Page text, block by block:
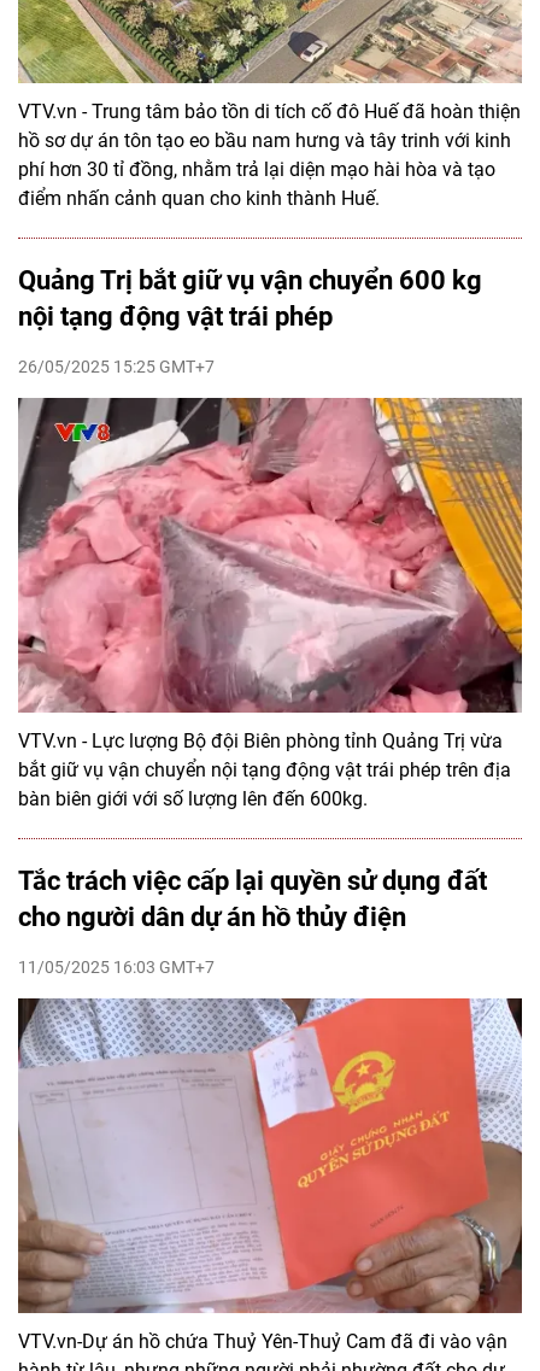
VTV.vn - Trung tâm bảo tồn di tích cố đô Huế đã hoàn thiện
hồ sơ dự án tôn tạo eo bầu nam hưng và tây trinh với kinh
phí hơn 30 tỉ đồng, nhằm trả lại diện mạo hài hòa và tạo
điểm nhấn cảnh quan cho kinh thành Huế.
Quảng Trị bắt giữ vụ vận chuyển 600 kg
nội tạng động vật trái phép
26/05/2025 15:25 GMT+7
VTV.vn - Lực lượng Bộ đội Biên phòng tỉnh Quảng Trị vừa
bắt giữ vụ vận chuyển nội tạng động vật trái phép trên địa
bàn biên giới với số lượng lên đến 600kg.
Tắc trách việc cấp lại quyền sử dụng đất
cho người dân dự án hồ thủy điện
11/05/2025 16:03 GMT+7
VTV.vn-Dự án hồ chứa Thuỷ Yên-Thuỷ Cam đã đi vào vận